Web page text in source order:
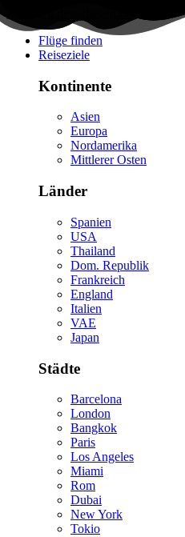
Flüge finden
Reiseziele
Kontinente
Asien
Europa
Nordamerika
Mittlerer Osten
Länder
Spanien
USA
Thailand
Dom. Republik
Frankreich
England
Italien
VAE
Japan
Städte
Barcelona
London
Bangkok
Paris
Los Angeles
Miami
Rom
Dubai
New York
Tokio